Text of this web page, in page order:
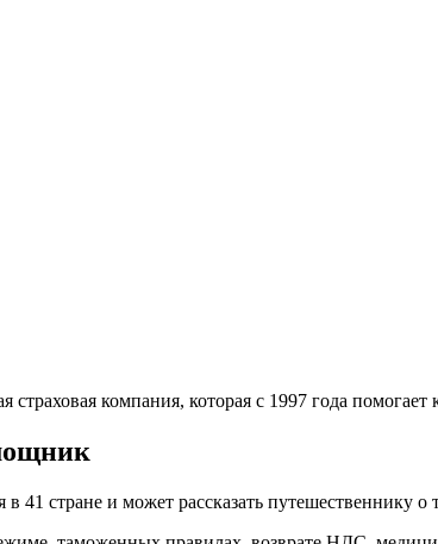
страховая компания, которая с 1997 года
41 стране и может рассказать путешественнику